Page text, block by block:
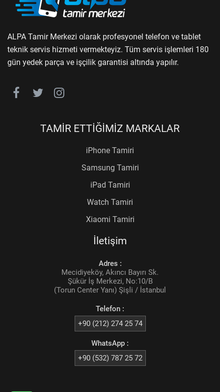
ALPA Tamir Merkezi olarak profesyonel telefon ve tablet
teknik servis hizmeti vermekteyiz. Tüm servis işlemleri 180
gün yedek parça ve işçilik garantisi altında yapılır.
TAMİR ETTİĞİMİZ MARKALAR
iPhone Tamiri
Samsung Tamiri
iPad Tamiri
Watch Tamiri
Xiaomi Tamiri
İletişim
Adres :
Mecidiyeköy, Akıncı Bayırı Sk.
Şükür İş Merkezi, No:10/B
(Torun Center Yanı) Şişli / İstanbul
Telefon :
+90 (212) 274 25 74
WhatsApp :
+90 (532) 787 25 72